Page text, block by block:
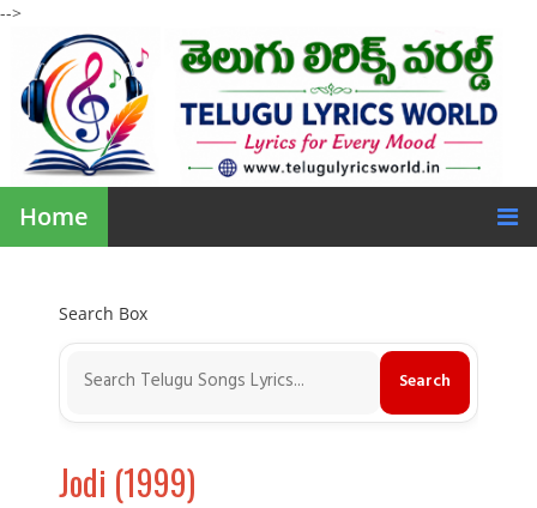
-->
Home
Search Box
Jodi (1999)